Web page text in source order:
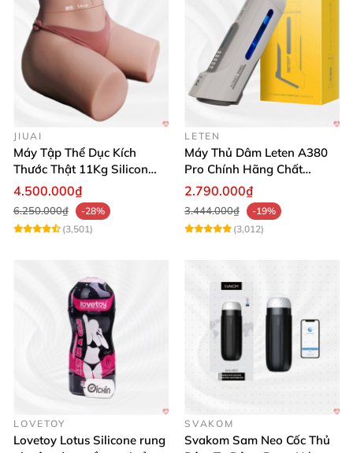
JIUAI
Máy Tập Thể Dục Kích
Thước Thật 11Kg Silicon
Cao Cấp Nhật Bản
4.500.000₫
6.250.000₫
-28%
(3,501)
LETEN
Máy Thủ Dâm Leten A380
Pro Chính Hãng Chất
Lượng Cao
2.790.000₫
3.444.000₫
-19%
(3,012)
LOVETOY
Lovetoy Lotus Silicone rung
SVAKOM
Svakom Sam Neo Cốc Thủ